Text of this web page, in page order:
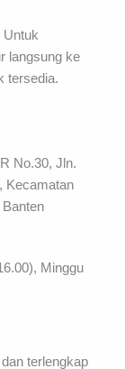
Untuk
langsung ke
tersedia.
No.30, Jln.
Kecamatan
Banten
Minggu
terlengkap